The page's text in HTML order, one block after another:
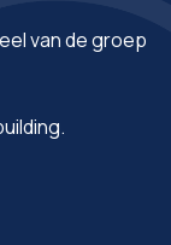
van de groep